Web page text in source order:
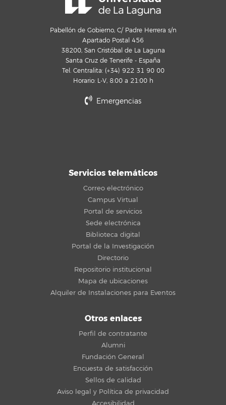
Pabellón de Gobierno, C/ Padre Herrera s/n
Apartado Postal 456
38200, San Cristóbal de La Laguna
Santa Cruz de Tenerife - España
Tel. Centralita: (+34) 922 31 90 00
Horario: L-V, 8:00 a 21:00 h
Emergencias
Servicios telemáticos
Correo electrónico
Campus Virtual
Portal de servicios
Sede electrónica
Biblioteca digital
Portal de la Investigación
Directorio
Repositorio institucional
Mapa de ubicaciones
Alquiler de Instalaciones para Eventos
Otros enlaces
Perfil de contratante
Alumni
Fundación General
Encuesta de satisfacción
Sellos de calidad
Aviso legal y Política de privacidad
Accesibilidad